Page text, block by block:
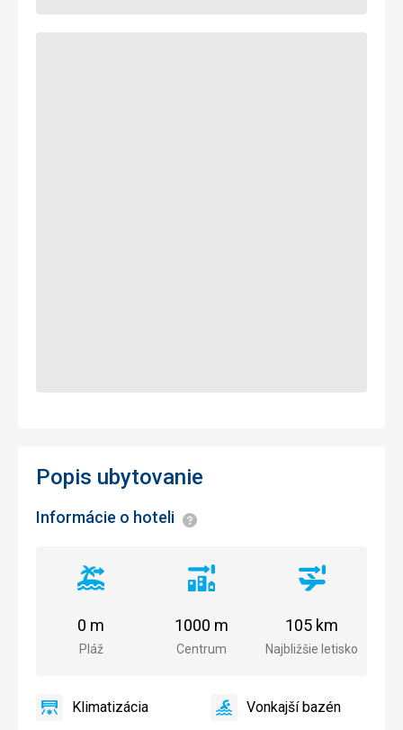
Popis ubytovanie
Informácie o hoteli Informácie
Vzdialenosť
pláže
Pláž
0 m
Vzdialenosť
centra
Centrum
1000 m
Vzdialenosť
letiska
Najbližšie letisko
105 km
Klimatizácia
Klimatizácia
áno
VonkajšíVonkajší bazén
áno